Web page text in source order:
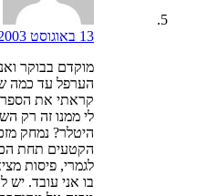
13 באוגוסט 2003 בשעה 6:05
מוקדם בבוקר
הערפל עד כמה
קראתי את
לי ממנו זה רק
היטלר? נמחק
הקטעים תחת
לגמרי, פיסות
בו אני עובד. יש